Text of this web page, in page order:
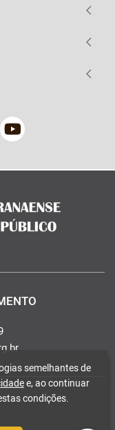
semelhantes de
e, ao continuar
condições.